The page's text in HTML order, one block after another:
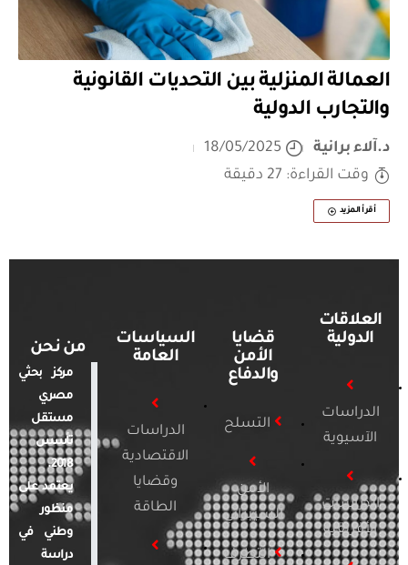
العمالة المنزلية بين التحديات القانونية
والتجارب الدولية
د.آلاء برانية
18/05/2025
وقت القراءة: 27 دقيقة
أقرأ المزيد
العلاقات
الدولية
الدراسات
الآسيوية
الدراسات
الأفريقية
قضايا
الأمن
والدفاع
التسلح
الأمن
السيبراني
التطرف
السياسات
العامة
الدراسات
الاقتصادية
وقضايا
الطاقة
من نحن
مركز بحثي
مصري
مستقل
تأسس
2018.
يعتمد على
منظور
وطني في
دراسة